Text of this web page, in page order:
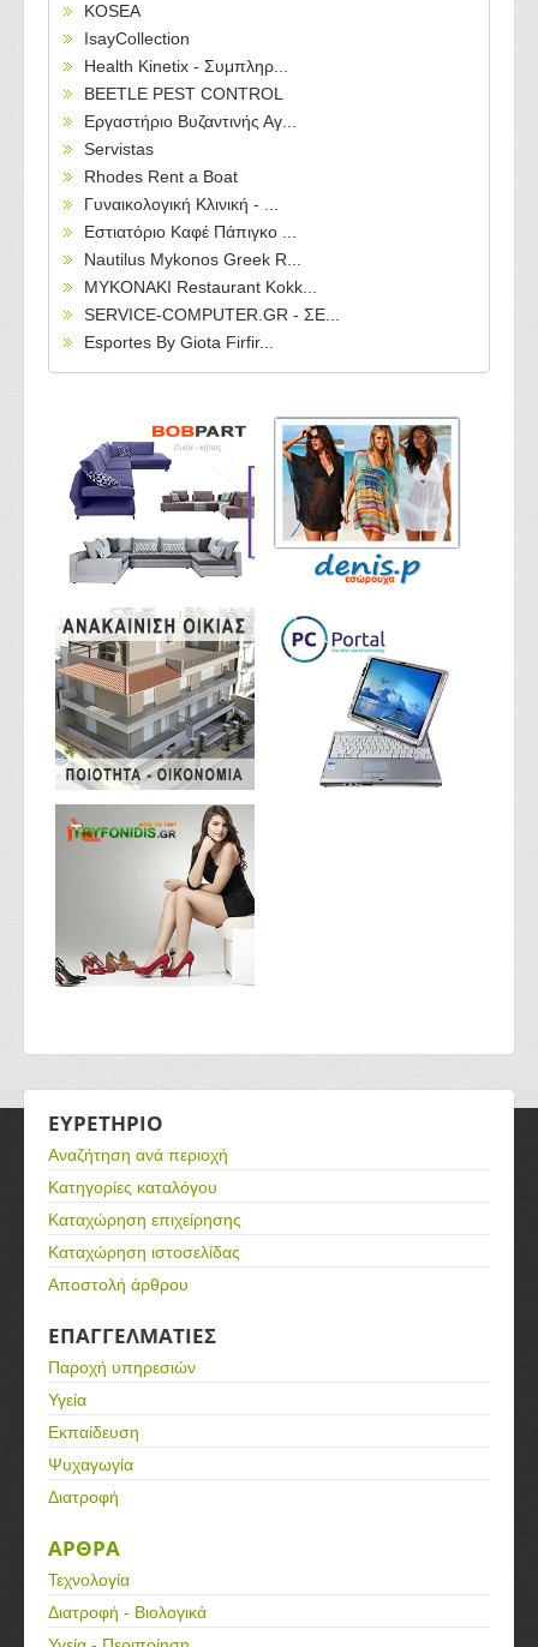
KOSEA
IsayCollection
Health Kinetix - Συμπληρ...
BEETLE PEST CONTROL
Εργαστήριο Βυζαντινής Αγ...
Servistas
Rhodes Rent a Boat
Γυναικολογική Κλινική - ...
Εστιατόριο Καφέ Πάπιγκο ...
Nautilus Mykonos Greek R...
MYKONAKI Restaurant Kokk...
SERVICE-COMPUTER.GR - ΣΕ...
Esportes By Giota Firfir...
ΕΥΡΕΤΗΡΙΟ
Αναζήτηση ανά περιοχή
Κατηγορίες καταλόγου
Καταχώρηση επιχείρησης
Καταχώρηση ιστοσελίδας
Αποστολή άρθρου
ΕΠΑΓΓΕΛΜΑΤΙΕΣ
Παροχή υπηρεσιών
Υγεία
Εκπαίδευση
Ψυχαγωγία
Διατροφή
ΑΡΘΡΑ
Τεχνολογία
Διατροφή - Βιολογικά